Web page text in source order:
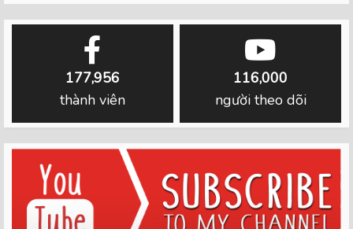
177,956
thành viên
116,000
người theo dõi